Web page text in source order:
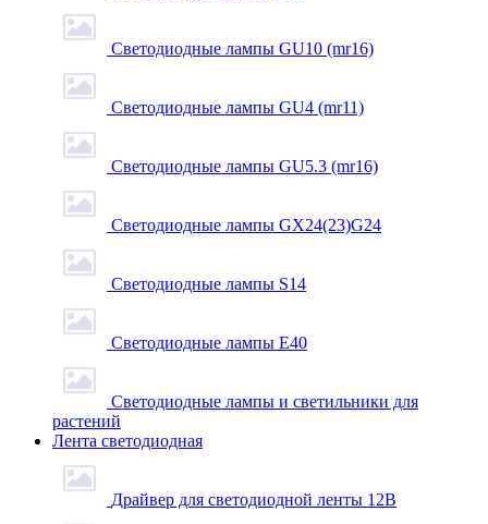
Светодиодные лампы GU10 (mr16)
Светодиодные лампы GU4 (mr11)
Светодиодные лампы GU5.3 (mr16)
Светодиодные лампы GX24(23)G24
Светодиодные лампы S14
Светодиодные лампы Е40
Светодиодные лампы и светильники для
растений
Лента светодиодная
Драйвер для светодиодной ленты 12В